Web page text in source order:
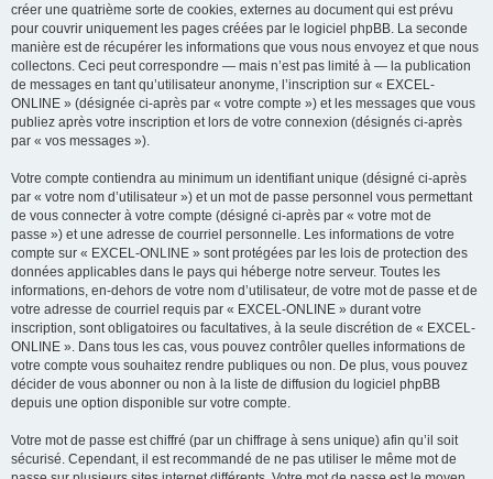
créer une quatrième sorte de cookies, externes au document qui est prévu
pour couvrir uniquement les pages créées par le logiciel phpBB. La seconde
manière est de récupérer les informations que vous nous envoyez et que nous
collectons. Ceci peut correspondre — mais n’est pas limité à — la publication
de messages en tant qu’utilisateur anonyme, l’inscription sur « EXCEL-
ONLINE » (désignée ci-après par « votre compte ») et les messages que vous
publiez après votre inscription et lors de votre connexion (désignés ci-après
par « vos messages »).
Votre compte contiendra au minimum un identifiant unique (désigné ci-après
par « votre nom d’utilisateur ») et un mot de passe personnel vous permettant
de vous connecter à votre compte (désigné ci-après par « votre mot de
passe ») et une adresse de courriel personnelle. Les informations de votre
compte sur « EXCEL-ONLINE » sont protégées par les lois de protection des
données applicables dans le pays qui héberge notre serveur. Toutes les
informations, en-dehors de votre nom d’utilisateur, de votre mot de passe et de
votre adresse de courriel requis par « EXCEL-ONLINE » durant votre
inscription, sont obligatoires ou facultatives, à la seule discrétion de « EXCEL-
ONLINE ». Dans tous les cas, vous pouvez contrôler quelles informations de
votre compte vous souhaitez rendre publiques ou non. De plus, vous pouvez
décider de vous abonner ou non à la liste de diffusion du logiciel phpBB
depuis une option disponible sur votre compte.
Votre mot de passe est chiffré (par un chiffrage à sens unique) afin qu’il soit
sécurisé. Cependant, il est recommandé de ne pas utiliser le même mot de